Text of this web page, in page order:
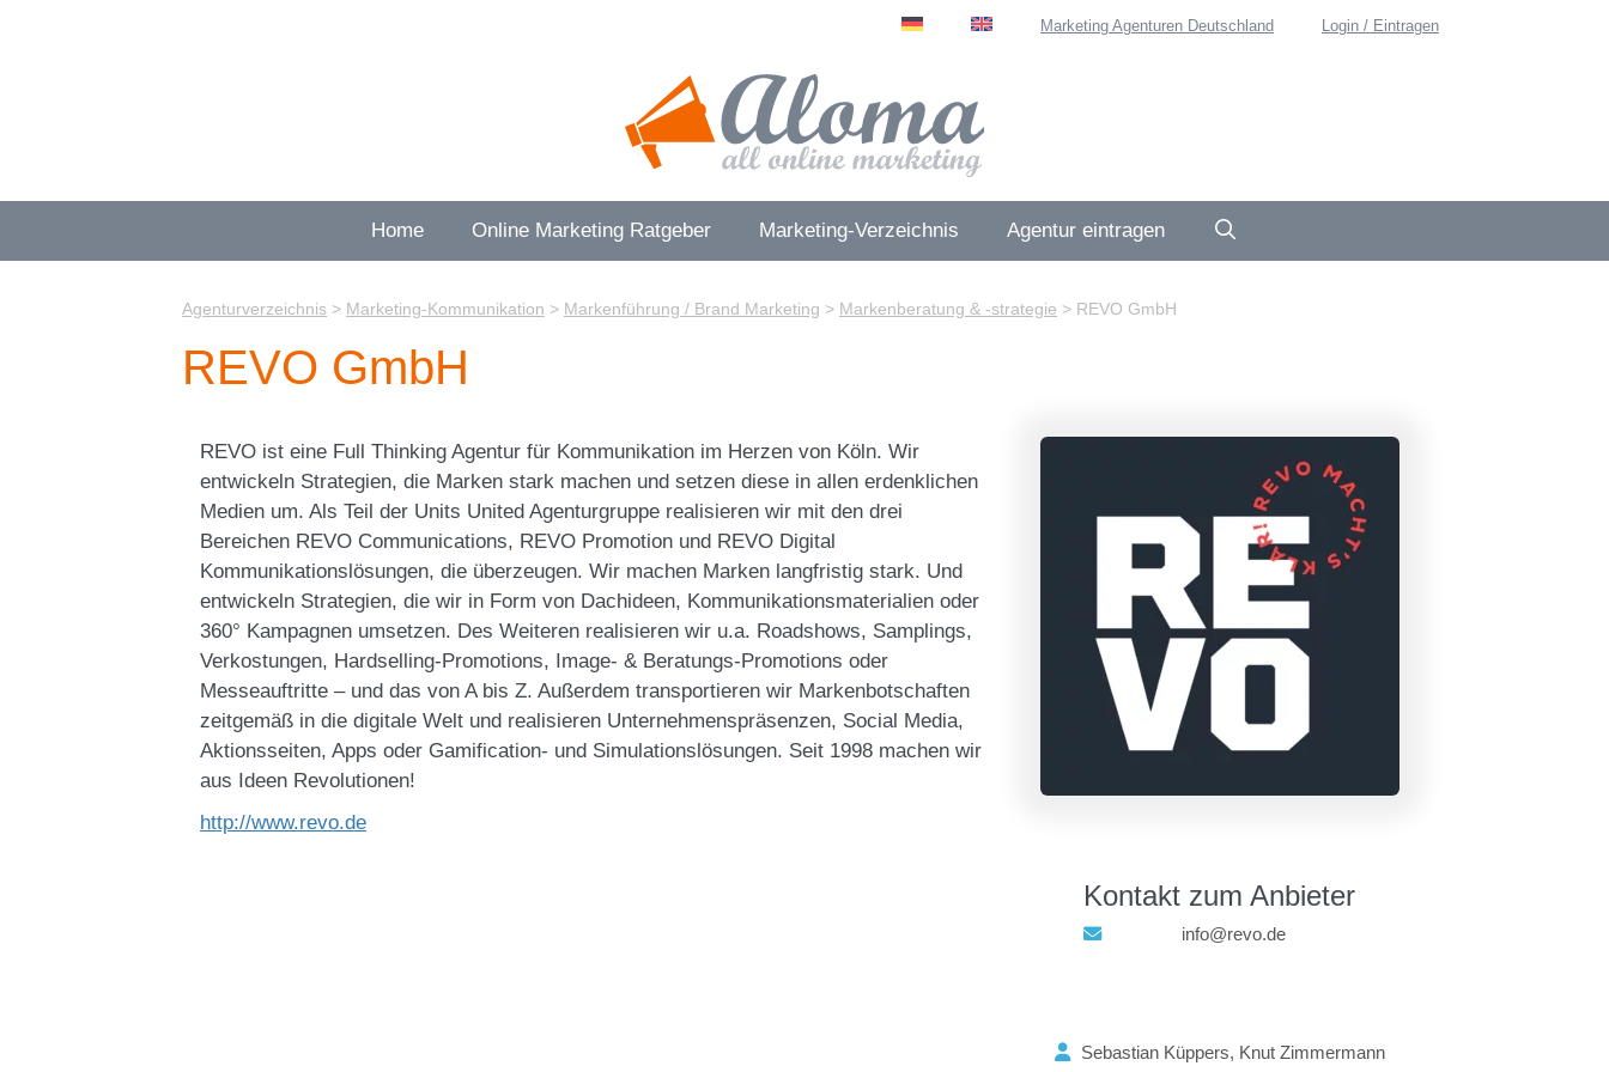
Marketing Agenturen Deutschland Login / Eintragen
Home Online Marketing Ratgeber Marketing-Verzeichnis Agentur eintragen
Agenturverzeichnis > Marketing-Kommunikation > Markenführung / Brand Marketing > Markenberatung & -strategie > REVO GmbH
REVO GmbH
REVO ist eine Full Thinking Agentur für Kommunikation im Herzen von Köln. Wir
entwickeln Strategien, die Marken stark machen und setzen diese in allen erdenklichen
Medien um. Als Teil der Units United Agenturgruppe realisieren wir mit den drei
Bereichen REVO Communications, REVO Promotion und REVO Digital
Kommunikationslösungen, die überzeugen. Wir machen Marken langfristig stark. Und
entwickeln Strategien, die wir in Form von Dachideen, Kommunikationsmaterialien oder
360° Kampagnen umsetzen. Des Weiteren realisieren wir u.a. Roadshows, Samplings,
Verkostungen, Hardselling-Promotions, Image- & Beratungs-Promotions oder
Messeauftritte – und das von A bis Z. Außerdem transportieren wir Markenbotschaften
zeitgemäß in die digitale Welt und realisieren Unternehmenspräsenzen, Social Media,
Aktionsseiten, Apps oder Gamification- und Simulationslösungen. Seit 1998 machen wir
aus Ideen Revolutionen!
http://www.revo.de
Kontakt zum Anbieter
info@revo.de
Sebastian Küppers, Knut Zimmermann